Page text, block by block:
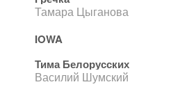
Тамара Цыганова
IOWA
Тима Белорусских
Василий Шумский